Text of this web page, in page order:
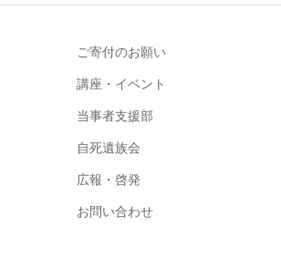
ご寄付のお願い
講座・イベント
当事者支援部
自死遺族会
広報・啓発
お問い合わせ